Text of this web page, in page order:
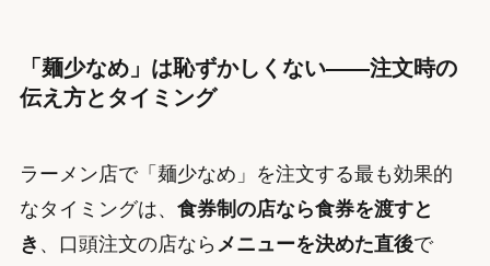
「麺少なめ」は恥ずかしくない——注文時の
伝え方とタイミング
ラーメン店で「麺少なめ」を注文する最も効果的
なタイミングは、 食券制の店なら食券を渡すと
き 、口頭注文の店なら メニューを決めた直後で